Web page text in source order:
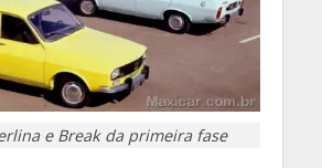
e Break da primeira fase